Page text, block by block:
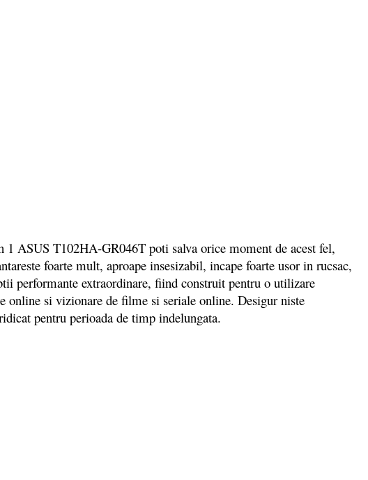
ASUS T102HA-GR046T poti salva orice moment de acest fel,
foarte mult, aproape insesizabil, incape foarte usor in rucsac,
performante extraordinare, fiind construit pentru o utilizare
online si vizionare de filme si seriale online. Desigur niste
pentru perioada de timp indelungata.